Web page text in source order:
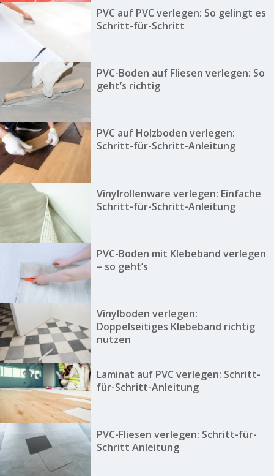
PVC auf PVC verlegen: So gelingt es
Schritt-für-Schritt
PVC-Boden auf Fliesen verlegen: So
geht’s richtig
PVC auf Holzboden verlegen:
Schritt-für-Schritt-Anleitung
Vinylrollenware verlegen: Einfache
Schritt-für-Schritt-Anleitung
PVC-Boden mit Klebeband verlegen
– so geht’s
Vinylboden verlegen:
Doppelseitiges Klebeband richtig
nutzen
Laminat auf PVC verlegen: Schritt-
für-Schritt-Anleitung
PVC-Fliesen verlegen: Schritt-für-
Schritt Anleitung